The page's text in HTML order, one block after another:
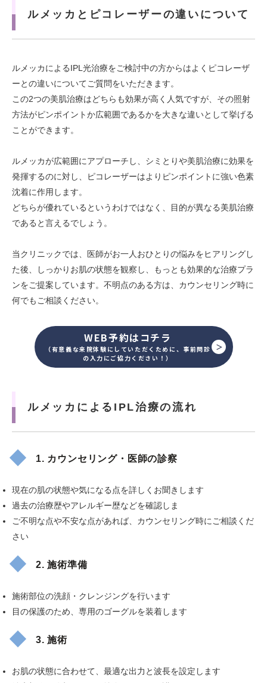
ルメッカとピコレーザーの違いについて
ルメッカによるIPL光治療をご検討中の方からはよくピコレーザ
ーとの違いについてご質問をいただきます。
この2つの美肌治療はどちらも効果が高く人気ですが、その照射
方法がピンポイントか広範囲であるかを大きな違いとして挙げる
ことができます。
ルメッカが広範囲にアプローチし、シミとりや美肌治療に効果を
発揮するのに対し、ピコレーザーはよりピンポイントに強い色素
沈着に作用します。
どちらが優れているというわけではなく、目的が異なる美肌治療
であると言えるでしょう。
当クリニックでは、医師がお一人おひとりの悩みをヒアリングし
た後、しっかりお肌の状態を観察し、もっとも効果的な治療プラ
ンをご提案しています。不明点のある方は、カウンセリング時に
何でもご相談ください。
WEB予約はコチラ
（有意義な来院体験にしていただくために、事前問診
の入力にご協力ください！）
ルメッカによるIPL治療の流れ
1. カウンセリング・医師の診察
現在の肌の状態や気になる点を詳しくお聞きします
過去の治療歴やアレルギー歴などを確認しま
ご不明な点や不安な点があれば、カウンセリング時にご相談くだ
さい
2. 施術準備
施術部位の洗顔・クレンジングを行います
目の保護のため、専用のゴーグルを装着します
3. 施術
お肌の状態に合わせて、最適な出力と波長を設定します